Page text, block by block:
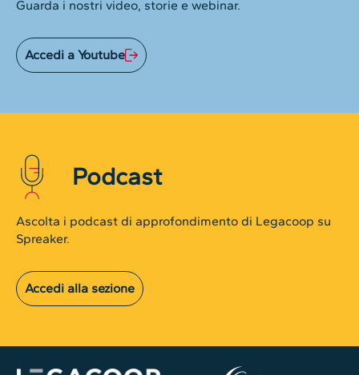
Guarda i nostri video, storie e webinar.
Accedi a Youtube
Podcast
Ascolta i podcast di approfondimento di Legacoop su
Spreaker.
Accedi alla sezione